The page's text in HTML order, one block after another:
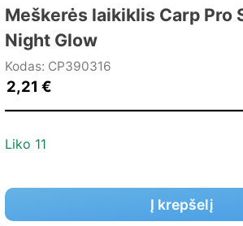
Meškerės laikiklis Carp Pro
Night Glow
Kodas: CP390316
2,21 €
Liko 11
Į krepšelį